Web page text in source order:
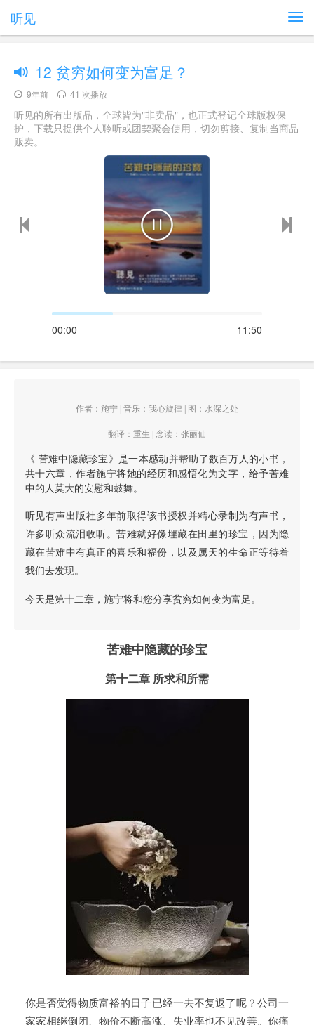
听见
12 贫穷如何变为富足？
9年前 41 次播放
听见的所有出版品，全球皆为"非卖品"，也正式登记全球版权保
护，下载只提供个人聆听或团契聚会使用，切勿剪接、复制当商品
贩卖。
00:00 11:50